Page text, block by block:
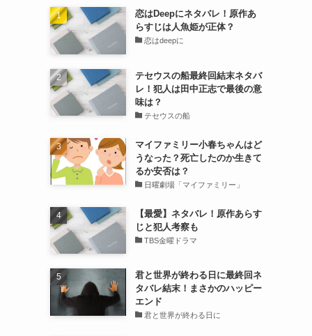
恋はDeepにネタバレ！原作あ
らすじは人魚姫が正体？
恋はdeepに
テセウスの船最終回結末ネタバ
レ！犯人は田中正志で最後の意
味は？
テセウスの船
マイファミリー小春ちゃんはど
うなった？死亡したのか生きて
るか安否は？
日曜劇場「マイファミリー」
【最愛】ネタバレ！原作あらす
じと犯人考察も
TBS金曜ドラマ
君と世界が終わる日に最終回ネ
タバレ結末！まさかのハッピー
エンド
君と世界が終わる日に